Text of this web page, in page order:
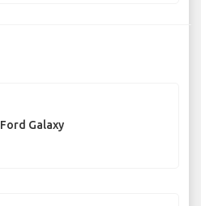
Ford Galaxy